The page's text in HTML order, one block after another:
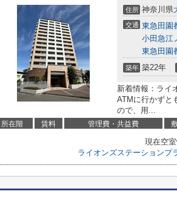
住所 神奈川県
交通 東急田園
小田急江
東急田園
築年 築22年
新着情報：ライ
ATMに行かずと
ので、用...
所在階 賃料 管理費・共益費
現在空室
ライオンズステーションプ